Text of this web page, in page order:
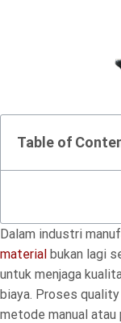
Table of
Dalam industri
material bukan lagi
untuk menjaga
biaya. Proses
metode manual atau